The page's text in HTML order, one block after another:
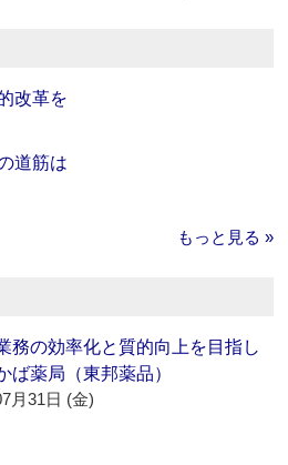
改革を
道筋は
もっと見る »
務の効率化と質的向上を目指し
ば薬局（東邦薬品）
月31日 (金)